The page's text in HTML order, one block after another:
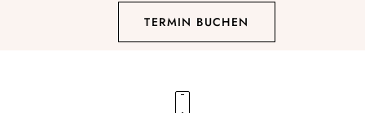
TERMIN BUCHEN